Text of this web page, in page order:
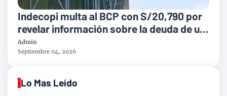
Indecopi multa al BCP con S/20,790 por
revelar información sobre la deuda de un
cliente
Admin
Septiembre 04, 2026
Lo Mas Leído